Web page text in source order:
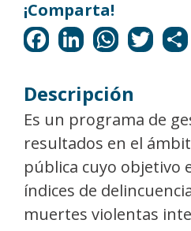
Descripción
Es un programa de
resultados en el
pública cuyo objetivo
índices de
muertes violentas